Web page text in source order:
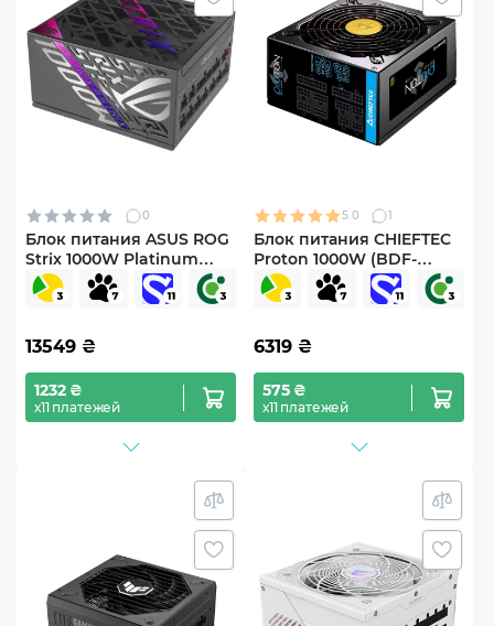
0
Блок питания ASUS ROG
Strix 1000W Platinum
ROG Equalizer
(90YE00W7-B0NA00)
13549 ₴
1232 ₴
х11 платежей
5.0 1
Блок питания CHIEFTEC
Proton 1000W (BDF-
1000C)
6319 ₴
575 ₴
х11 платежей